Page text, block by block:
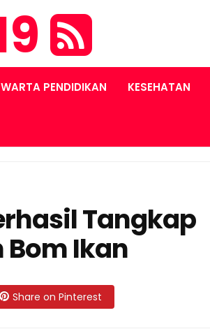
WARTA PENDIDIKAN KESEHATAN
Tangkap
Bom Ikan
Share on Pinterest